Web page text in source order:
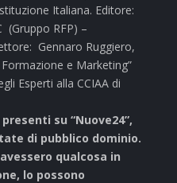
Italiana. Editore:
(Gruppo RFP) –
Gennaro Ruggiero,
e Marketing”
Esperti alla CCIAA di
su “Nuove24”,
di pubblico dominio.
qualcosa in
lo possono